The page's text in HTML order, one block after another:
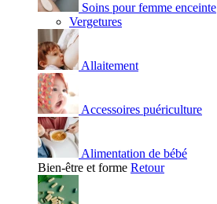
Soins pour femme enceinte
Vergetures
Allaitement
Accessoires puériculture
Alimentation de bébé
Bien-être et forme Retour